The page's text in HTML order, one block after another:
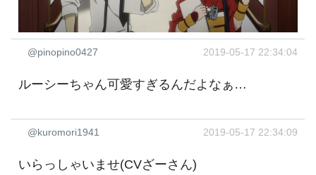
@pinopino0427 2019-05-17 22:34:04
ルーシーちゃん可愛すぎるんだよなぁ…
@kuromori1941 2019-05-17 22:34:09
いらっしゃいませ(CVざーさん)